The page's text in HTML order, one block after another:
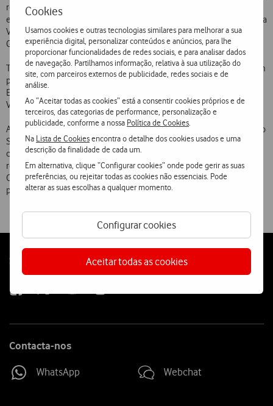
Cookies
Usamos cookies e outras tecnologias similares para melhorar a sua
experiência digital, personalizar conteúdos e anúncios, para lhe
proporcionar funcionalidades de redes sociais, e para analisar dados
de navegação. Partilhamos informação, relativa à sua utilização do
site, com parceiros externos de publicidade, redes sociais e de
análise.
Ao “Aceitar todas as cookies” está a consentir cookies próprios e de
terceiros, das categorias de performance, personalização e
publicidade, conforme a nossa Política de Cookies
Na Lista de Cookiesencontra o detalhe dos cookies usados e uma
descrição da finalidade de cada um.
Em alternativa, clique “Configurar cookies” onde pode gerir as suas
preferências, ou rejeitar todas as cookies não essenciais. Pode
alterar as suas escolhas a qualquer momento.
Configurar cookies
Aceitar todas as cookies
recentemente explicitado em Portugal por Arun Sarin, Presidente-
executivo do Grupo Vodafone, ao declarar que «em termos relativos a
Vodafone Portugal é das unidades mais importantes dentro do
Grupo».
Também António Carrapatoso, Presidente da Vodafone Portugal, tem
por diversas vezes mencionado as competências residentes na
Empresa que têm sido utilizadas como Best Practices no Grupo
Vodafone a nível mundial.
António Coimbra é licenciado em Engenharia Mecânica pelo Instituto
Superior Técnico de Lisboa. Antes de ingressar na Telecel, em 1992,
como Director de Vendas, foi professor e exerceu cargos de
responsabilidade nas áreas de marketing e vendas da Siemens e da
Olivetti. Vice-Presidente desde 1995, é actualmente responsável
pelas áreas de Marketing, Vendas e Operações da Vodafone Portugal.
Follow
Social
Contacta-nos
WhatsApp Webchat